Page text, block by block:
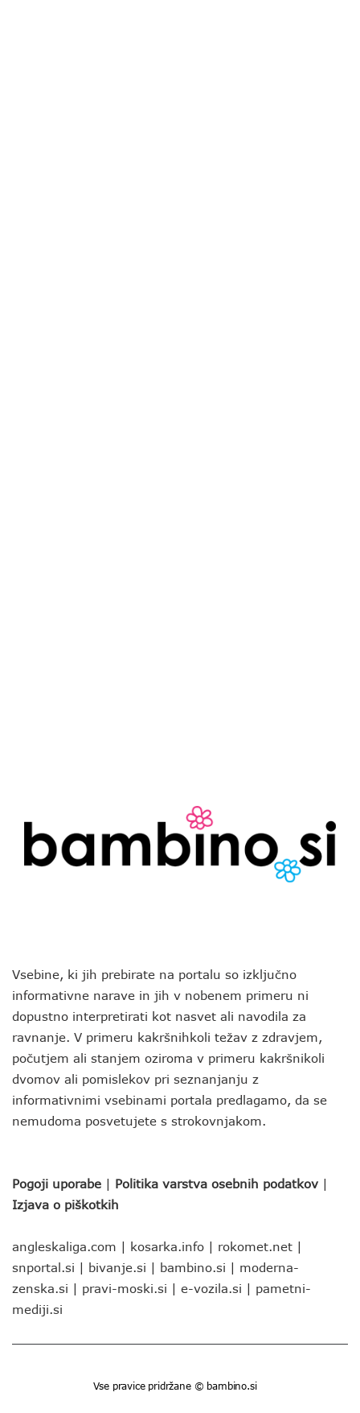
Vsebine, ki jih prebirate na portalu so izključno
informativne narave in jih v nobenem primeru ni
dopustno interpretirati kot nasvet ali navodila za
ravnanje. V primeru kakršnihkoli težav z zdravjem,
počutjem ali stanjem oziroma v primeru kakršnikoli
dvomov ali pomislekov pri seznanjanju z
informativnimi vsebinami portala predlagamo, da se
nemudoma posvetujete s strokovnjakom.
Pogoji uporabe | Politika varstva osebnih podatkov |
Izjava o piškotkih
angleskaliga.com | kosarka.info | rokomet.net |
snportal.si | bivanje.si | bambino.si | moderna-
zenska.si | pravi-moski.si | e-vozila.si | pametni-
mediji.si
Vse pravice pridržane © bambino.si